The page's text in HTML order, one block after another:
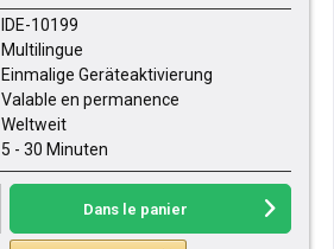
IDE-10199
Multilingue
Einmalige Geräteaktivierung
Valable en permanence
Weltweit
5 - 30 Minuten
Dans le panier